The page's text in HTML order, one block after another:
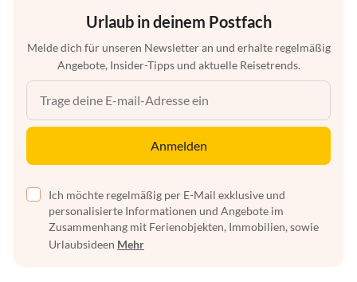
Urlaub in deinem Postfach
Melde dich für unseren Newsletter an und erhalte regelmäßig
Angebote, Insider-Tipps und aktuelle Reisetrends.
Anmelden
Ich möchte regelmäßig per E-Mail exklusive und
personalisierte Informationen und Angebote im
Zusammenhang mit Ferienobjekten, Immobilien, sowie
Urlaubsideen Mehr